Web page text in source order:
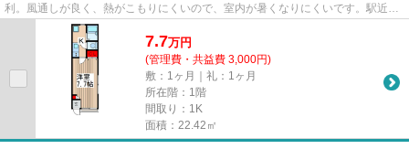
利。風通しが良く、熱がこもりにくいので、室内が暑くなりにくいです。駅近く
に立地する物件で、徒歩13分...
7.7万円
(管理費・共益費 3,000円)
敷：1ヶ月｜礼：1ヶ月
所在階：1階
間取り：1K
面積：22.42㎡